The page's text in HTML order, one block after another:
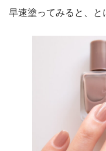
早速塗ってみると、と